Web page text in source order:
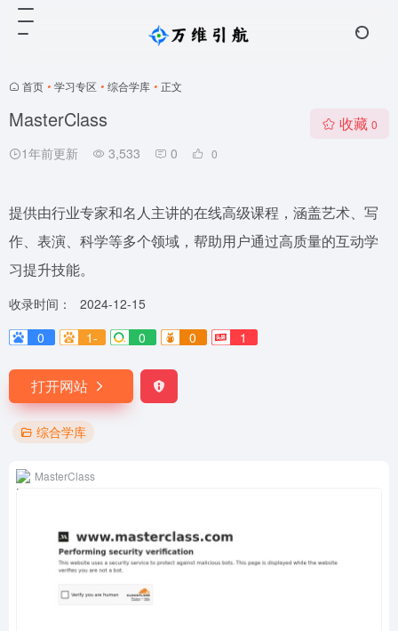
首页 • 学习专区 • 综合学库 • 正文
MasterClass
1年前更新 3,533 0 0
收藏 0
提供由行业专家和名人主讲的在线高级课程，涵盖艺术、写
作、表演、科学等多个领域，帮助用户通过高质量的互动学
习提升技能。
收录时间：
2024-12-15
0
1- 0 0 1
打开网站
综合学库
MasterClass